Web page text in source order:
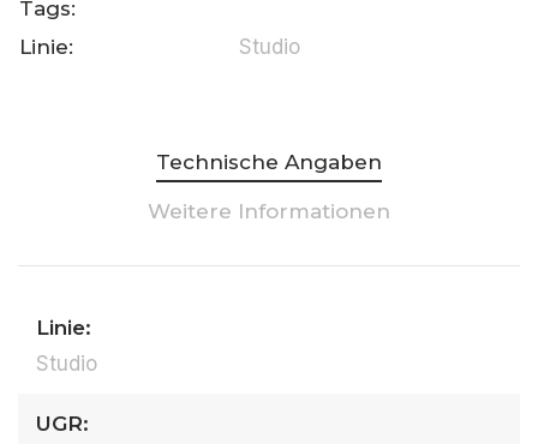
Tags:
Linie:
Studio
Technische Angaben
Weitere Informationen
Linie:
Studio
UGR: